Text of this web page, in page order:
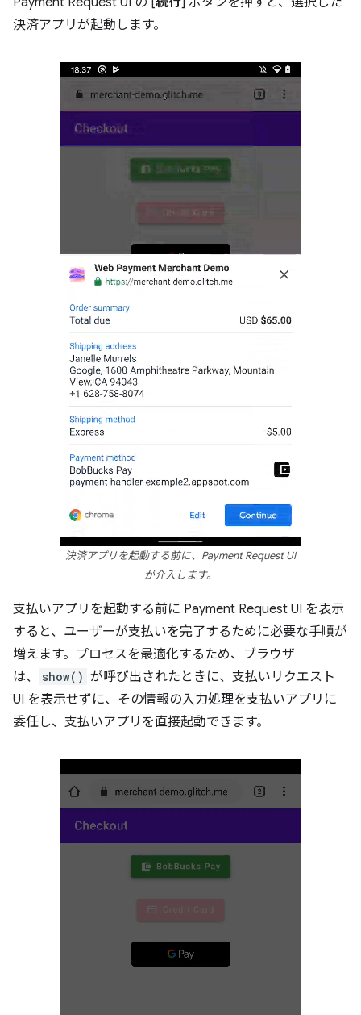
決済アプリが起動します。
決済アプリを起動する前に、Payment Request UI
が介入します。
支払いアプリを起動する前に Payment Request UI を表示
すると、ユーザーが支払いを完了するために必要な手順が
増えます。プロセスを最適化するため、ブラウザ
は、
show() が呼び出されたときに、支払いリクエスト
UI を表示せずに、その情報の入力処理を支払いアプリに
委任し、支払いアプリを直接起動できます。